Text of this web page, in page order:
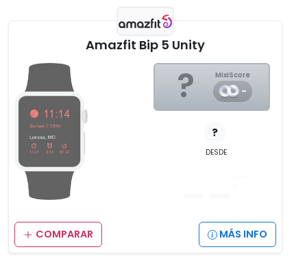
Amazfit Bip 5 Unity
? MixiScore
-
?
DESDE
COMPARAR MÁS INFO